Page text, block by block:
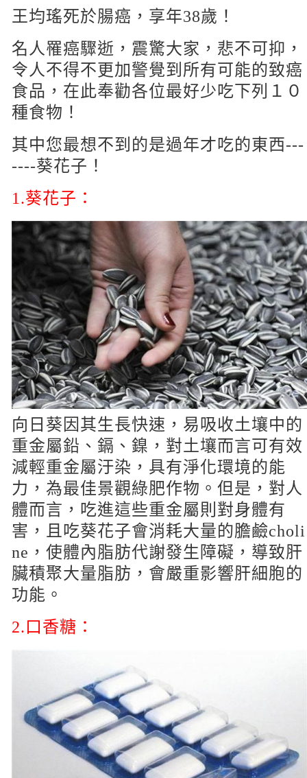
王均瑤死於腸癌，享年38歲！
名人罹癌驟逝，震驚大家，悲不可抑，
令人不得不更加警覺到所有可能的致癌
食品，在此奉勸各位最好少吃下列１０
種食物！
其中您最想不到的是過年才吃的東西---
----葵花子！
1.葵花子：
向日葵因其生長快速，易吸收土壤中的
重金屬鉛、鎘、鎳，對土壤而言可有效
減輕重金屬汙染，具有淨化環境的能
力，為最佳景觀綠肥作物。但是，對人
體而言，吃進這些重金屬則對身體有
害，且吃葵花子會消耗大量的膽鹼choli
ne，使體內脂肪代謝發生障礙，導致肝
臟積聚大量脂肪，會嚴重影響肝細胞的
功能。
2. 口香糖：